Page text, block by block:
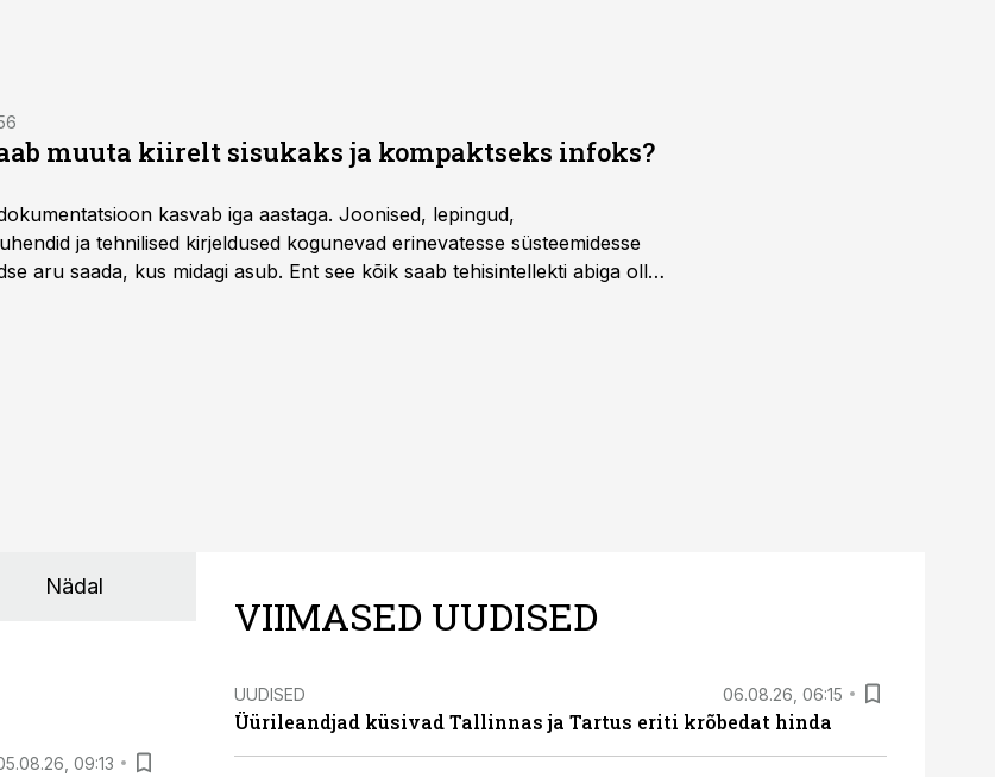
muuta kiirelt sisukaks ja kompaktseks infoks?
kasvab iga aastaga. Joonised, lepingud,
ja tehnilised kirjeldused kogunevad erinevatesse süsteemidesse
aru saada, kus midagi asub. Ent see kõik saab tehisintellekti abiga olla
Nädal
09:13
VIIMASED UUDISED
UUDISED 06.08.26, 06:15
Üürileandjad küsivad Tallinnas ja Tartus eriti krõbedat hinda